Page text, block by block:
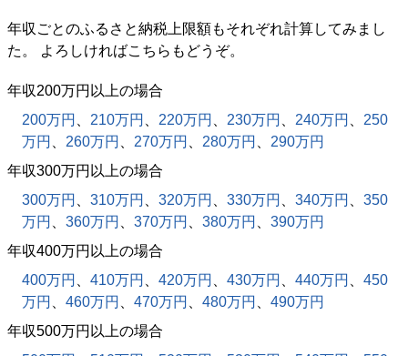
年収ごとのふるさと納税上限額もそれぞれ計算してみまし
た。 よろしければこちらもどうぞ。
年収200万円以上の場合
200万円
210万円 220万円 230万円 240万円
250
万円
260万円 270万円 280万円
290万円
年収300万円以上の場合
300万円
310万円 320万円 330万円 340万円
350
万円
360万円 370万円 380万円
390万円
年収400万円以上の場合
400万円
410万円 420万円 430万円 440万円
450
万円
460万円 470万円 480万円
490万円
年収500万円以上の場合